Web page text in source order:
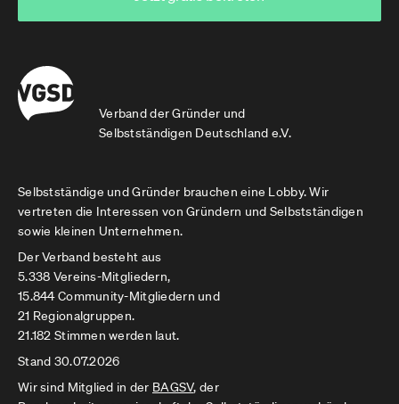
Verband der Gründer und
Selbstständigen Deutschland e.V.
Selbstständige und Gründer brauchen eine Lobby. Wir
vertreten die Interessen von Gründern und Selbstständigen
sowie kleinen Unternehmen.
Der Verband besteht aus
5.338 Vereins-Mitgliedern,
15.844 Community-Mitgliedern und
21 Regionalgruppen.
21.182 Stimmen werden laut.
Stand 30.07.2026
Wir sind Mitglied in der BAGSV, der